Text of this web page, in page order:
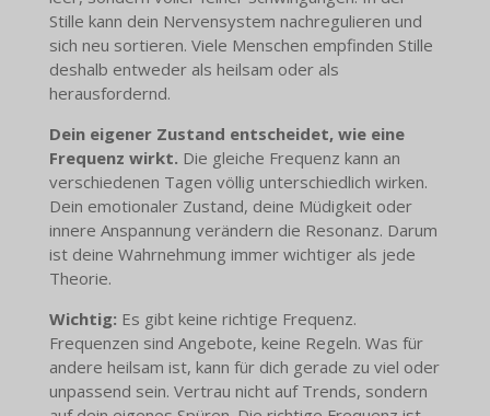
Stille kann dein Nervensystem nachregulieren und
sich neu sortieren. Viele Menschen empfinden Stille
deshalb entweder als heilsam oder als
herausfordernd.
Dein eigener Zustand entscheidet, wie eine
Frequenz wirkt. Die gleiche Frequenz kann an
verschiedenen Tagen völlig unterschiedlich wirken.
Dein emotionaler Zustand, deine Müdigkeit oder
innere Anspannung verändern die Resonanz. Darum
ist deine Wahrnehmung immer wichtiger als jede
Theorie.
Wichtig: Es gibt keine richtige Frequenz.
Frequenzen sind Angebote, keine Regeln. Was für
andere heilsam ist, kann für dich gerade zu viel oder
unpassend sein. Vertrau nicht auf Trends, sondern